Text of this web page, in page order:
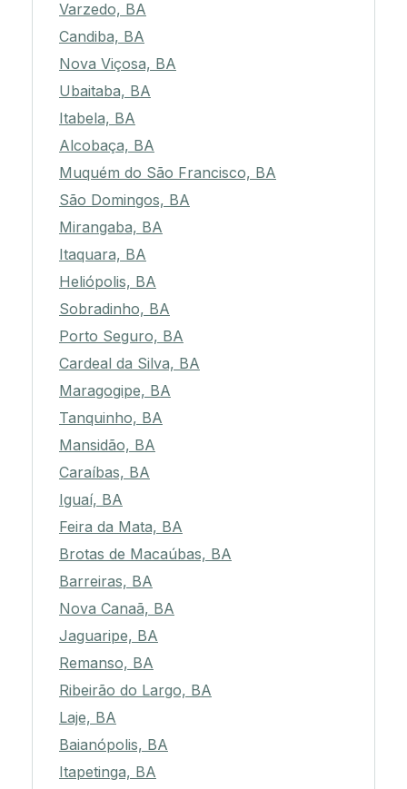
Varzedo, BA
Candiba, BA
Nova Viçosa, BA
Ubaitaba, BA
Itabela, BA
Alcobaça, BA
Muquém do São Francisco, BA
São Domingos, BA
Mirangaba, BA
Itaquara, BA
Heliópolis, BA
Sobradinho, BA
Porto Seguro, BA
Cardeal da Silva, BA
Maragogipe, BA
Tanquinho, BA
Mansidão, BA
Caraíbas, BA
Iguaí, BA
Feira da Mata, BA
Brotas de Macaúbas, BA
Barreiras, BA
Nova Canaã, BA
Jaguaripe, BA
Remanso, BA
Ribeirão do Largo, BA
Laje, BA
Baianópolis, BA
Itapetinga, BA